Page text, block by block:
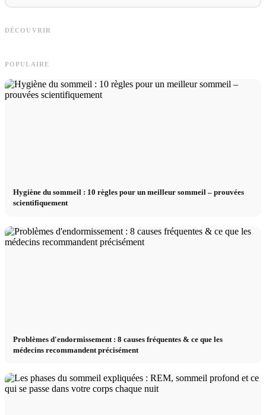
DÉCOUVRIR
Deutschlandstipendium, BAföG und
smarte Spartipps
POPULAIRE
Hygiène du sommeil : 10 règles pour un meilleur sommeil – prouvées
scientifiquement
Problèmes d'endormissement : 8 causes fréquentes & ce que les
médecins recommandent précisément